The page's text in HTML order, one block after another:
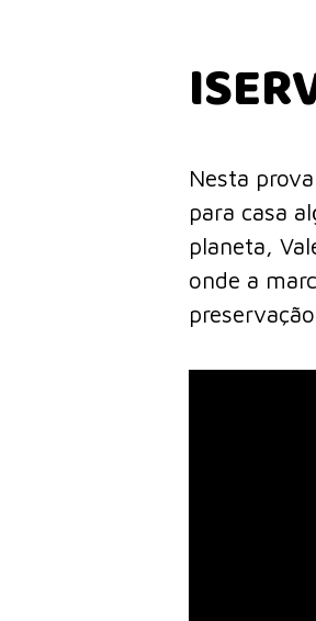
Nesta
para casa
planeta,
onde a